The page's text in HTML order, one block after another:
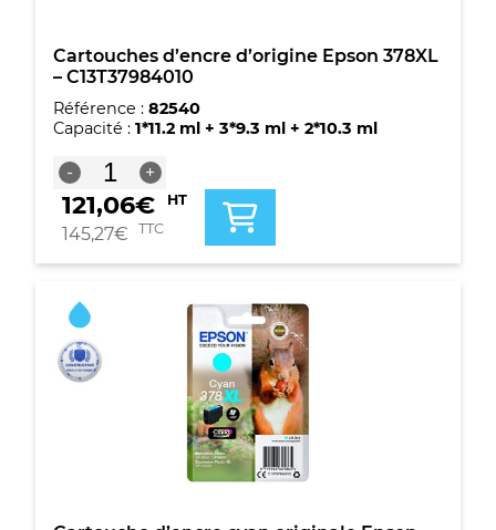
Cartouches d’encre d’origine Epson 378XL
– C13T37984010
Référence : 82540
Capacité : 1*11.2 ml + 3*9.3 ml + 2*10.3 ml
-
quantité
de
Cartouches
d'encre
Epson
-
C13T37984010
+
121,06€ HT
145,27€ TTC